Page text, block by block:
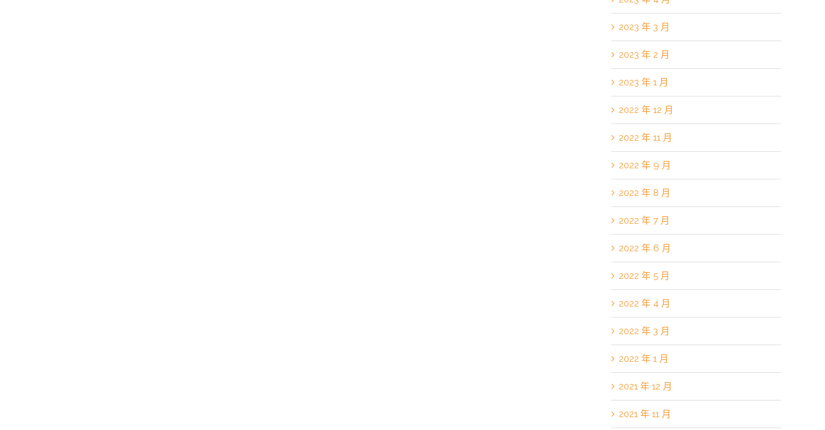
2023 年 3 月
2023 年 2 月
2023 年 1 月
2022 年 12 月
2022 年 11 月
2022 年 9 月
2022 年 8 月
2022 年 7 月
2022 年 6 月
2022 年 5 月
2022 年 4 月
2022 年 3 月
2022 年 1 月
2021 年 12 月
2021 年 11 月